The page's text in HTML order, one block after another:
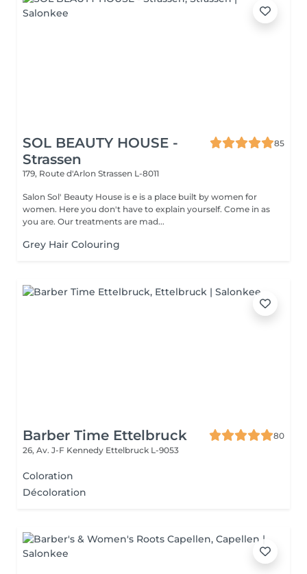
SOL BEAUTY HOUSE -
Strassen
85
179, Route d'Arlon Strassen L-8011
Salon Sol' Beauty House is e is a place built by women for
women. Here you don't have to explain yourself. Come in as
you are. Our treatments are mad...
Grey Hair Colouring
Barber Time Ettelbruck
80
26, Av. J-F Kennedy Ettelbruck L-9053
Coloration
Décoloration